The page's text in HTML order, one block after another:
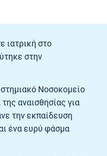
ιατρική στο
στην
Νοσοκομείο
αναισθησίας για
την εκπαίδευση
ένα ευρύ φάσμα